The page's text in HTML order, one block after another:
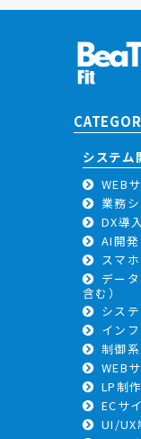
システム
WEB
業務
DX導
AI開
スマ
デー
含む）
シス
イン
制御
WEB
LP制作
ECサ
UI/UX